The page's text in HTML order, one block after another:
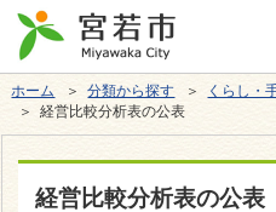
ホーム ＞分類から探す ＞ くらし・
＞ 経営比較分析表の公表
経営比較分析表の公表